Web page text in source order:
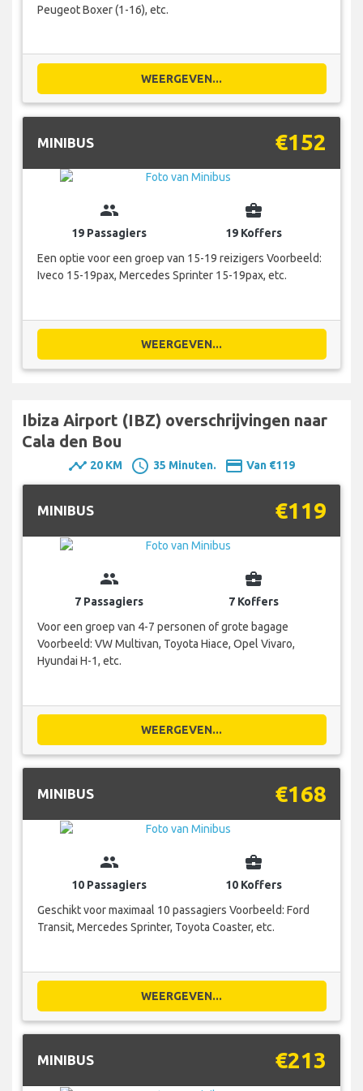
Peugeot Boxer (1-16), etc.
WEERGEVEN...
MINIBUS €152
group
19 Passagiers
business_center
19 Koffers
Een optie voor een groep van 15-19 reizigers Voorbeeld:
Iveco 15-19pax, Mercedes Sprinter 15-19pax, etc.
WEERGEVEN...
Ibiza Airport (IBZ) overschrijvingen naar
Cala den Bou
timeline 20 KM schedule 35 Minuten. payment Van €119
MINIBUS €119
group
7 Passagiers
business_center
7 Koffers
Voor een groep van 4-7 personen of grote bagage
Voorbeeld: VW Multivan, Toyota Hiace, Opel Vivaro,
Hyundai H-1, etc.
WEERGEVEN...
MINIBUS €168
group
10 Passagiers
business_center
10 Koffers
Geschikt voor maximaal 10 passagiers Voorbeeld: Ford
Transit, Mercedes Sprinter, Toyota Coaster, etc.
WEERGEVEN...
MINIBUS €213